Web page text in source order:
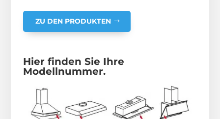
ZU DEN PRODUKTEN
Hier finden Sie Ihre
Modellnummer.